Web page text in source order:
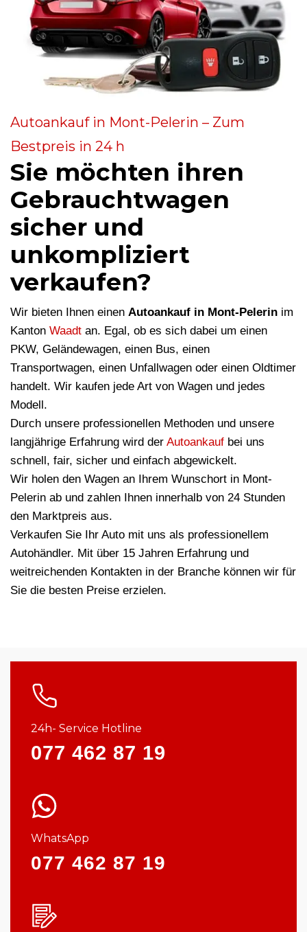
Autoankauf in Mont-Pelerin – Zum
Bestpreis in 24 h
Sie möchten ihren
Gebrauchtwagen
sicher und
unkompliziert
verkaufen?
Wir bieten Ihnen einen Autoankauf in Mont-Pelerin im
Kanton Waadt an. Egal, ob es sich dabei um einen
PKW, Geländewagen, einen Bus, einen
Transportwagen, einen Unfallwagen oder einen Oldtimer
handelt. Wir kaufen jede Art von Wagen und jedes
Modell.
Durch unsere professionellen Methoden und unsere
langjährige Erfahrung wird der Autoankauf bei uns
schnell, fair, sicher und einfach abgewickelt.
Wir holen den Wagen an Ihrem Wunschort in Mont-
Pelerin ab und zahlen Ihnen innerhalb von 24 Stunden
den Marktpreis aus.
Verkaufen Sie Ihr Auto mit uns als professionellem
Autohändler. Mit über 15 Jahren Erfahrung und
weitreichenden Kontakten in der Branche können wir für
Sie die besten Preise erzielen.
24h- Service Hotline
077 462 87 19
WhatsApp
077 462 87 19